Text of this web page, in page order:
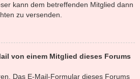
kann dem betreffenden Mitglied dann
zu versenden.
von einem Mitglied dieses Forums
Das E-Mail-Formular dieses Forums